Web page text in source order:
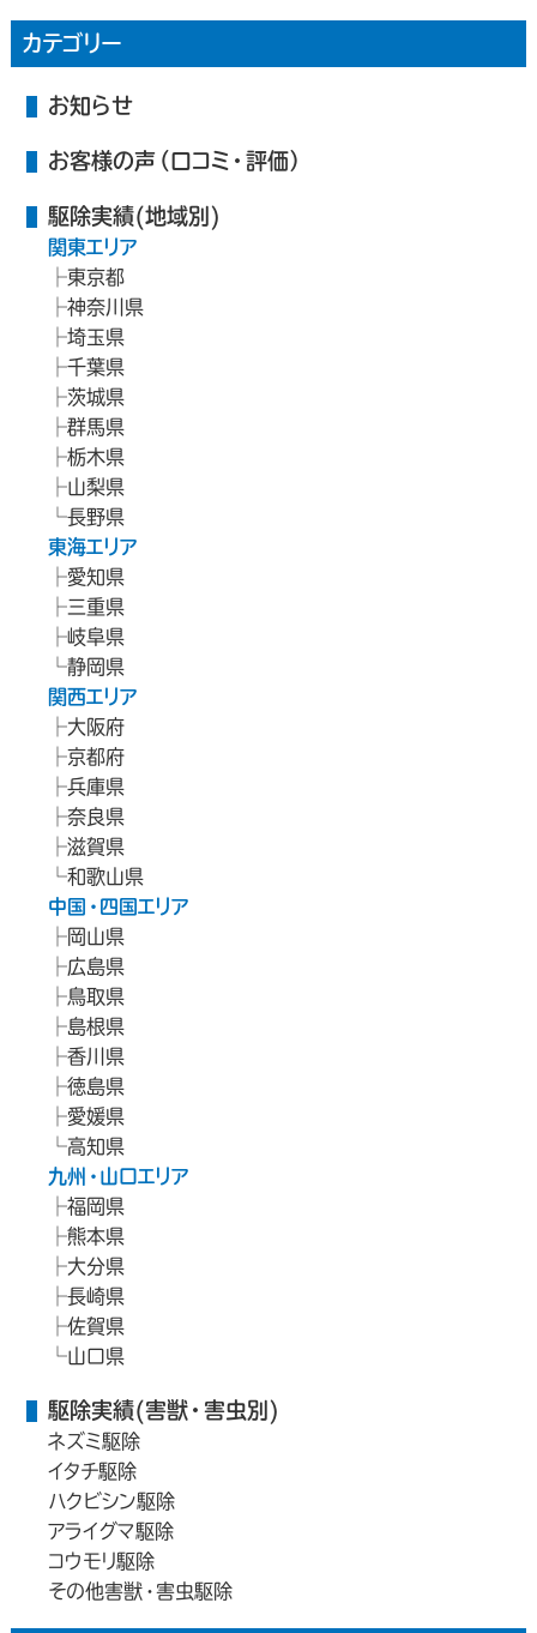
カテゴリー
お知らせ
お客様の声（口コミ・評価）
駆除実績(地域別)
関東エリア
東京都
神奈川県
埼玉県
千葉県
茨城県
群馬県
栃木県
山梨県
長野県
東海エリア
愛知県
三重県
岐阜県
静岡県
関西エリア
大阪府
京都府
兵庫県
奈良県
滋賀県
和歌山県
中国・四国エリア
岡山県
広島県
鳥取県
島根県
香川県
徳島県
愛媛県
高知県
九州・山口エリア
福岡県
熊本県
大分県
長崎県
佐賀県
山口県
駆除実績(害獣・害虫別)
ネズミ駆除
イタチ駆除
ハクビシン駆除
アライグマ駆除
コウモリ駆除
その他害獣・害虫駆除